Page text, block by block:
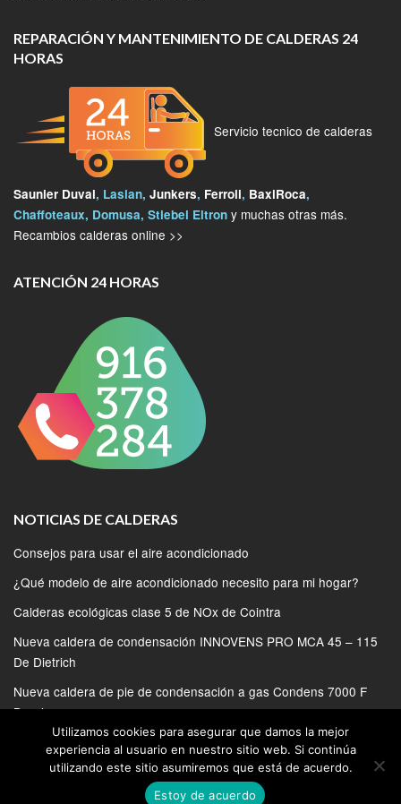
REPARACIÓN Y MANTENIMIENTO DE CALDERAS 24
HORAS
Servicio tecnico de calderas
Saunier Duval, Lasian, Junkers, Ferroli, BaxiRoca,
Chaffoteaux, Domusa, Stiebel Eltron y muchas otras más.
Recambios calderas online >>
ATENCIÓN 24 HORAS
NOTICIAS DE CALDERAS
Consejos para usar el aire acondicionado
¿Qué modelo de aire acondicionado necesito para mi hogar?
Calderas ecológicas clase 5 de NOx de Cointra
Nueva caldera de condensación INNOVENS PRO MCA 45 – 115
De Dietrich
Nueva caldera de pie de condensación a gas Condens 7000 F
Bosch
© 2020 | SERVICIO TECNICO DE CALDERAS EN MADRID
Utilizamos cookies para asegurar que damos la mejor
experiencia al usuario en nuestro sitio web. Si continúa
utilizando este sitio asumiremos que está de acuerdo.
Estoy de acuerdo